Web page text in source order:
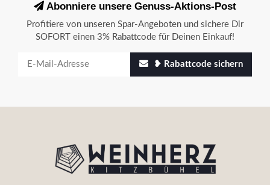
Abonniere unsere Genuss-Aktions-Post
Profitiere von unseren Spar-Angeboten und sichere Dir
SOFORT einen 3% Rabattcode für Deinen Einkauf!
❥ Rabattcode sichern